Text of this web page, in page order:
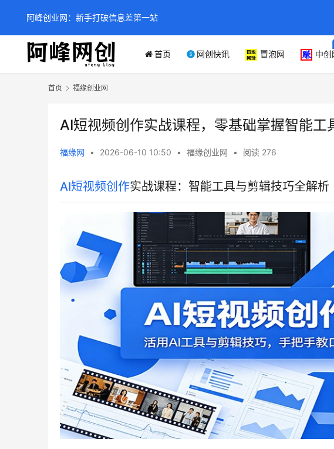
首页 网创快讯 冒泡网 中创
首页 福缘创业网
AI短视频创作实战课程，零基础掌握智能
福缘网 • 2026-06-10 10:50 • 福缘创业网 • 阅读 276
AI短视频创作实战课程：智能工具与剪辑技巧全解析
阿峰创业网：新手打破信息差第一站